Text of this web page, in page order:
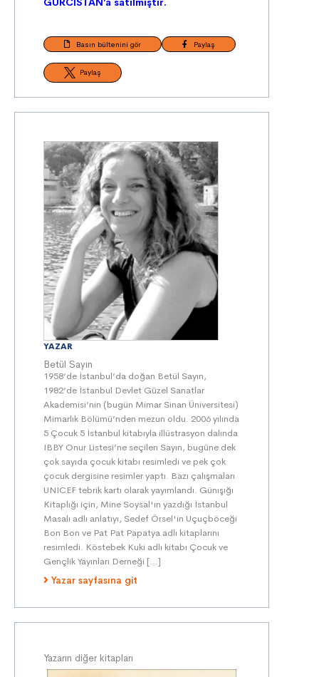
Basın bültenini gör Paylaş
Paylaş
YAZAR
Betül Sayın
1958’de İstanbul’da doğan Betül Sayın,
1982’de İstanbul Devlet Güzel Sanatlar
Akademisi’nin (bugün Mimar Sinan Üniversitesi)
Mimarlık Bölümü’nden mezun oldu. 2006 yılında
5 Çocuk 5 İstanbul kitabıyla illüstrasyon dalında
IBBY Onur Listesi’ne seçilen Sayın, bugüne dek
çok sayıda çocuk kitabı resimledi ve pek çok
çocuk dergisine resimler yaptı. Bazı çalışmaları
UNICEF tebrik kartı olarak yayımlandı. Günışığı
Kitaplığı için, Mine Soysal'ın yazdığı İstanbul
Masalı adlı anlatıyı, Sedef Örsel'in Uçuçböceği
Bon Bon ve Pat Pat Papatya adlı kitaplarını
resimledi. Köstebek Kuki adlı kitabı Çocuk ve
Gençlik Yayınları Derneği […]
Yazar sayfasına git
Yazarın diğer kitapları